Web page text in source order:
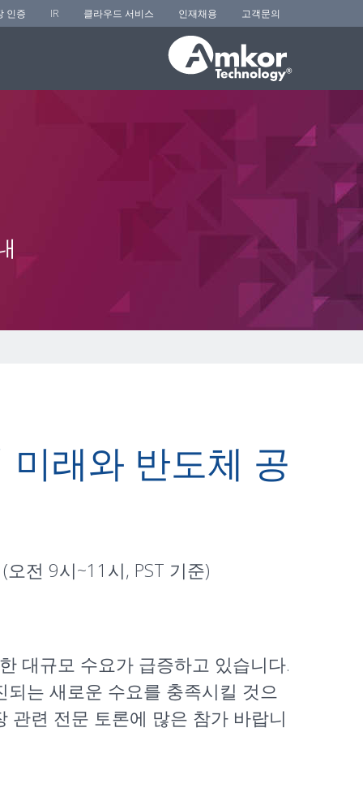
인증 IR 클라우드 서비스 인재채용 고객문의
래와 반도체 공
전 9시~11시, PST 기준)
대규모 수요가 급증하고 있습니다.
는 새로운 수요를 충족시킬 것으
관련 전문 토론에 많은 참가 바랍니